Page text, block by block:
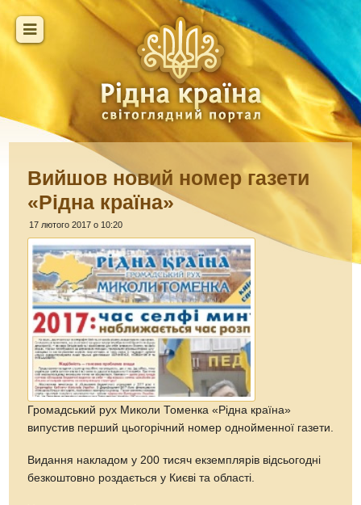
Вийшов новий номер газети
«Рідна країна»
17 лютого 2017 о 10:20
Громадський рух Миколи Томенка «Рідна країна»
випустив перший цьогорічний номер однойменної газети.
Видання накладом у 200 тисяч екземплярів відсьогодні
безкоштовно роздається у Києві та області.